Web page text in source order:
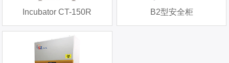
Incubator CT-150R B2型安全柜